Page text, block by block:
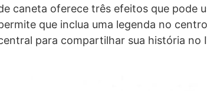
caneta oferece três efeitos que pode
que inclua uma legenda no
para compartilhar sua história no